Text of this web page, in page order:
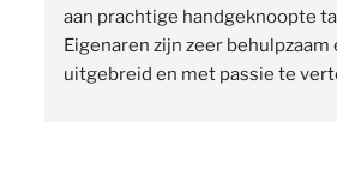
aan prachtige handgeknoopte
Eigenaren zijn zeer behulpzaam
uitgebreid en met passie te